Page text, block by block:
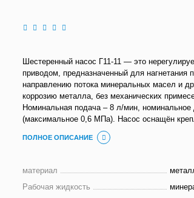
Шестеренный насос Г11-11 — это
приводом, предназначенный для нагнетания
направлению потока минеральных масел и
коррозию металла, без механических
Номинальная подача – 8 л/мин,
(максимальное 0,6 МПа). Насос оснащён
ПОЛНОЕ ОПИСАНИЕ
материал
Рабочая жидкость